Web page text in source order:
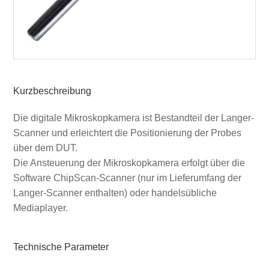
Kurzbeschreibung
Die digitale Mikroskopkamera ist Bestandteil der Langer-
Scanner und erleichtert die Positionierung der Probes
über dem DUT.
Die Ansteuerung der Mikroskopkamera erfolgt über die
Software ChipScan-Scanner (nur im Lieferumfang der
Langer-Scanner enthalten) oder handelsübliche
Mediaplayer.
Technische Parameter